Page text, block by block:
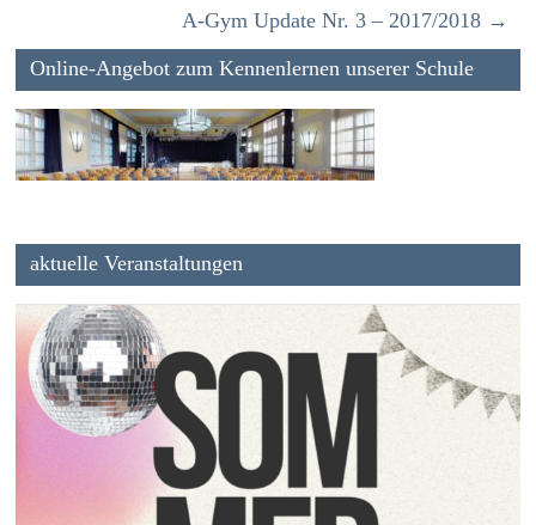
A-Gym Update Nr. 3 – 2017/2018 →
Online-Angebot zum Kennenlernen unserer Schule
aktuelle Veranstaltungen